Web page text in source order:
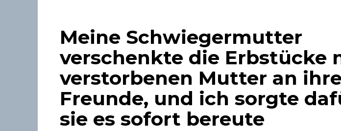
Meine Schwiegermutter
verschenkte die Erbstücke
verstorbenen Mutter an
Freunde, und ich sorgte
sie es sofort bereute